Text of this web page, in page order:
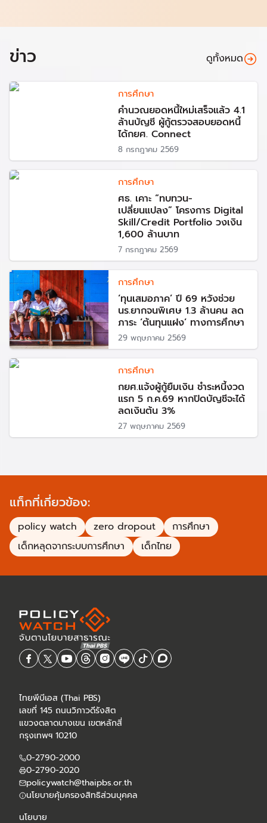
ข่าว ดูทั้งหมด
การศึกษา
คำนวณยอดหนี้ใหม่เสร็จแล้ว 4.1
ล้านบัญชี ผู้กู้ตรวจสอบยอดหนี้
ได้กยศ. Connect
8 กรกฎาคม 2569
การศึกษา
ศธ. เคาะ “ทบทวน-
เปลี่ยนแปลง” โครงการ Digital
Skill/Credit Portfolio วงเงิน
1,600 ล้านบาท
7 กรกฎาคม 2569
การศึกษา
‘ทุนเสมอภาค’ ปี 69 หวังช่วย
นร.ยากจนพิเศษ 1.3 ล้านคน ลด
ภาระ ‘ต้นทุนแฝง’ ทางการศึกษา
29 พฤษภาคม 2569
การศึกษา
กยศ.แจ้งผู้กู้ยืมเงิน ชำระหนี้งวด
แรก 5 ก.ค.69 หากปิดบัญชีจะได้
ลดเงินต้น 3%
27 พฤษภาคม 2569
แท็กที่เกี่ยวข้อง:
policy watch zero dropout
การศึกษา
เด็กหลุดจากระบบการศึกษา
เด็กไทย
ไทยพีบีเอส (Thai PBS)
เลขที่ 145 ถนนวิภาวดีรังสิต
แขวงตลาดบางเขน เขตหลักสี่
กรุงเทพฯ 10210
0-2790-2000
0-2790-2020
policywatch@thaipbs.or.th
นโยบายคุ้มครองสิทธิส่วนบุคคล
นโยบาย